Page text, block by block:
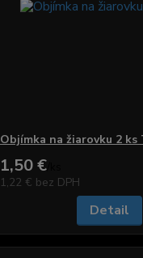
Objímka na žiarovku 2 ks
1,50 €/
1,22 € bez DPH
Detail